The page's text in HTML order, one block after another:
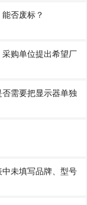
否废标？
购单位提出希望厂
需要把显示器单独
未填写品牌、型号